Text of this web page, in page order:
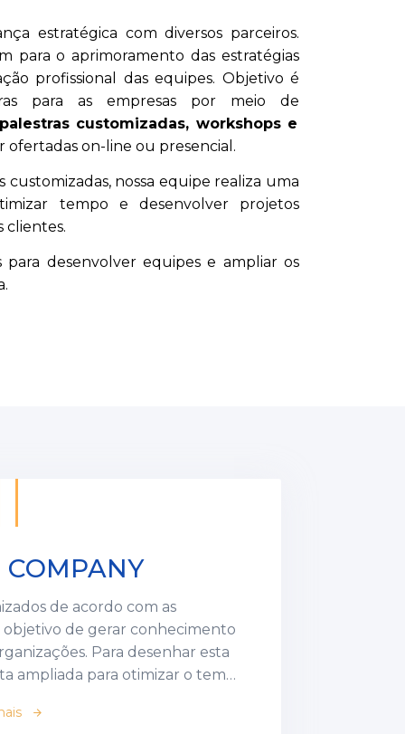
estratégica com diversos parceiros.
para o aprimoramento das estratégias
profissional das equipes. Objetivo é
para as empresas por meio de
customizadas, workshops e
ofertadas on-line ou presencial.
customizadas, nossa equipe realiza uma
tempo e desenvolver projetos
clientes.
para desenvolver equipes e ampliar os
COMPANY
de acordo com as
objetivo de gerar conhecimento
desenhar esta
ampliada para otimizar o tempo
ocorrem através de
arrow_forward